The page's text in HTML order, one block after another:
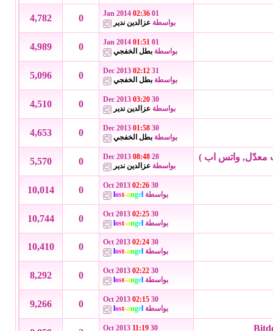
01 Jan 2014
02:36
بواسطة عزالدين ندير 0
4,782
01 Jan 2014
01:51
بواسطة بطل الخفجي 0
4,989
31 Dec 2013
02:12
بواسطة بطل الخفجي 0
5,096
30 Dec 2013
03:20
بواسطة عزالدين ندير 0
4,510
30 Dec 2013
01:58
بواسطة بطل الخفجي 0
4,653
28 Dec 2013
08:48
بواسطة عزالدين ندير 0
5,570
30 Oct 2013
02:26
بواسطة
lost-angel
0
10,014
30 Oct 2013
02:25
بواسطة
lost-angel
0
10,744
30 Oct 2013
02:24
بواسطة
lost-angel
0
10,410
30 Oct 2013
02:22
بواسطة
lost-angel
0
8,292
30 Oct 2013
02:15
بواسطة
lost-angel
0
9,266
30 Oct 2013
11:19